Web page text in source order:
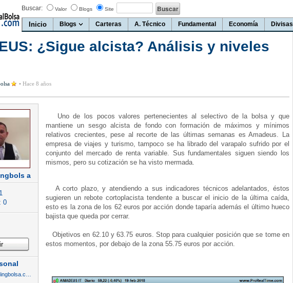
Buscar: Valor Blogs Site
Inicio Blogs Carteras A. Técnico Fundamental Economía Divisas
¿Sigue alcista? Análisis y niveles
• Hace 8 años
a
0
Uno de los pocos valores pertenecientes al selectivo de la bolsa y que
mantiene un sesgo alcista de fondo con formación de máximos y mínimos
relativos crecientes, pese al recorte de las últimas semanas es Amadeus. La
empresa de viajes y turismo, tampoco se ha librado del varapalo sufrido por el
conjunto del mercado de renta variable. Sus fundamentales siguen siendo los
mismos, pero su cotización se ha visto mermada.
A corto plazo, y atendiendo a sus indicadores técnicos adelantados, éstos
sugieren un rebote cortoplacista tendente a buscar el inicio de la última caída,
esto es la zona de los 62 euros por acción donde taparía además el último hueco
bajista que queda por cerrar.
Objetivos en 62.10 y 63.75 euros. Stop para cualquier posición que se tome en
estos momentos, por debajo de la zona 55.75 euros por acción.